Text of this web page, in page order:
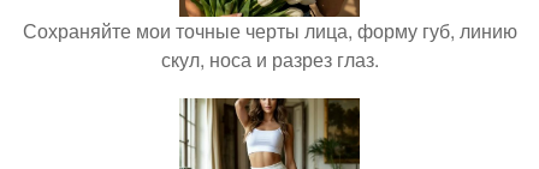
Сохраняйте мои точные черты лица, форму губ, линию
скул, носа и разрез глаз.